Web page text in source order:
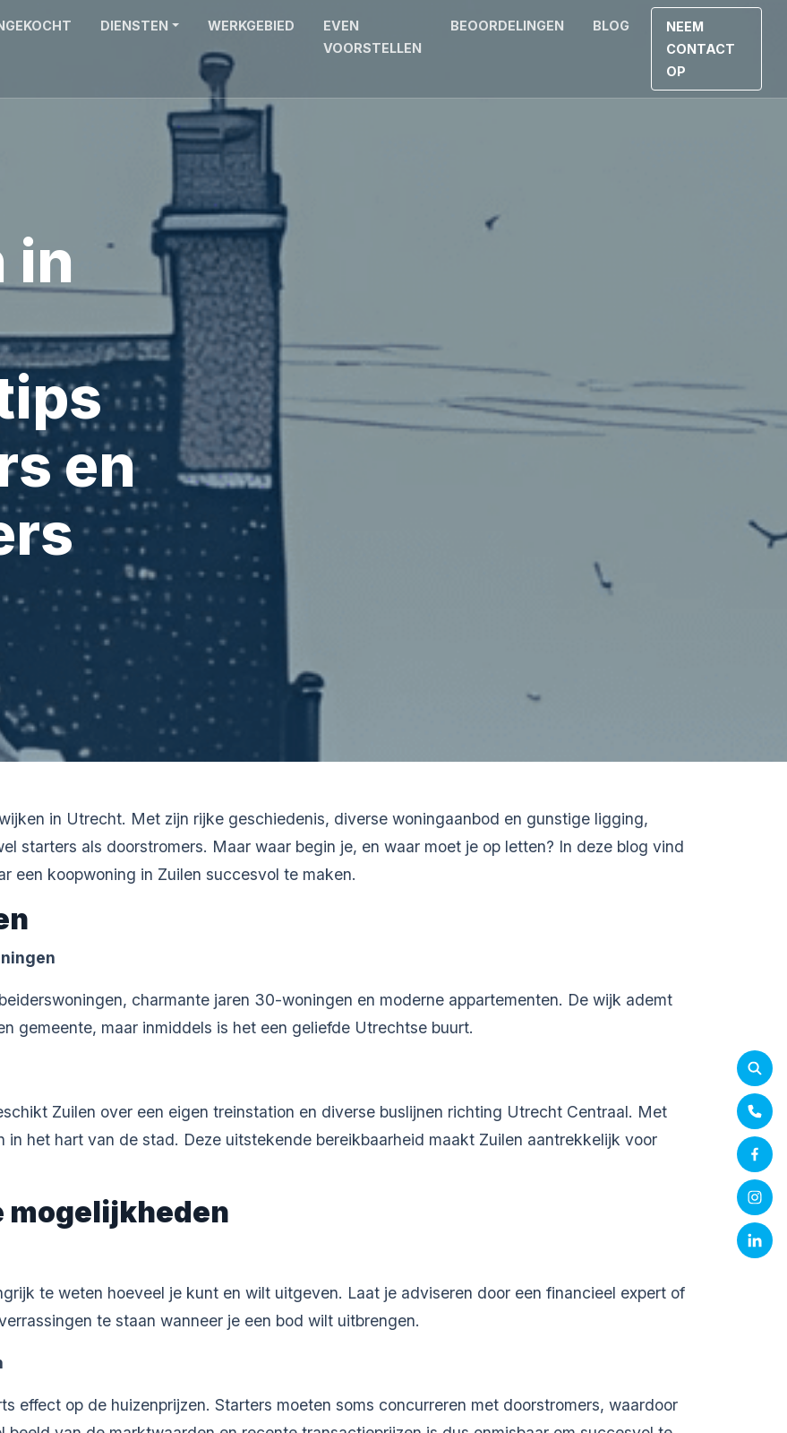
DIENSTEN WERKGEBIED
EVEN
VOORSTELLEN
BEOORDELINGEN BLOG
NEEM
CONTACT
OP
in
en
in Utrecht. Met zijn rijke geschiedenis, diverse woningaanbod en gunstige ligging,
starters als doorstromers. Maar waar begin je, en waar moet je op letten? In deze blog vind
een koopwoning in Zuilen succesvol te maken.
charmante jaren 30-woningen en moderne appartementen. De wijk ademt
gemeente, maar inmiddels is het een geliefde Utrechtse buurt.
Zuilen over een eigen treinstation en diverse buslijnen richting Utrecht Centraal. Met
in het hart van de stad. Deze uitstekende bereikbaarheid maakt Zuilen aantrekkelijk voor
mogelijkheden
te weten hoeveel je kunt en wilt uitgeven. Laat je adviseren door een financieel expert of
te staan wanneer je een bod wilt uitbrengen.
effect op de huizenprijzen. Starters moeten soms concurreren met doorstromers, waardoor